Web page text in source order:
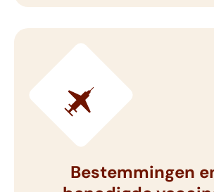
Bestemmingen